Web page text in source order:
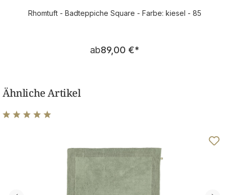
Rhomtuft - Badteppiche Square - Farbe: kiesel - 85
Regulärer Preis:
ab89,00 €*
Ähnliche Artikel